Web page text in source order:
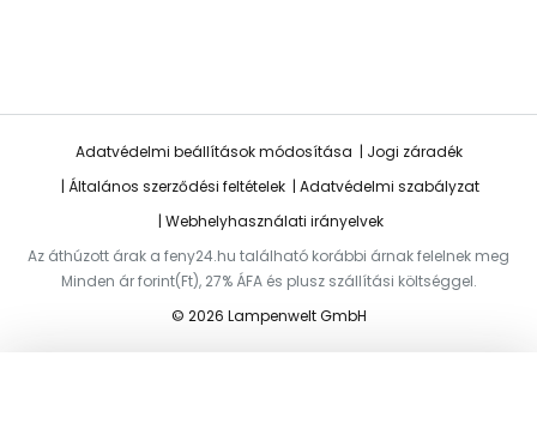
Adatvédelmi beállítások módosítása
Jogi záradék
Általános szerződési feltételek
Adatvédelmi szabályzat
Webhelyhasználati irányelvek
Az áthúzott árak a feny24.hu található korábbi árnak felelnek meg
Minden ár forint(Ft), 27% ÁFA és plusz szállítási költséggel.
© 2026 Lampenwelt GmbH